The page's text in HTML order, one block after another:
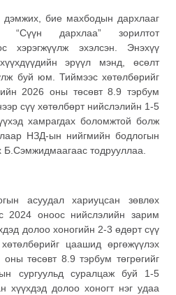
дэмжих, бие махбодын дархлааг
“Сүүн дархлаа” зорилтот
хэрэгжүүлж эхэлсэн. Энэхүү
эрүүл мэнд, өсөлт
буй юм. Тиймээс хөтөлбөрийг
2026 оны төсөвт 8.9 тэрбум
сүү хөтөлбөрт нийслэлийн 1-5
хамрагдах боломжтой болж
НЗД-ын нийгмийн бодлогын
Б.Сэмжидмаагаас тодрууллаа.
асуудал хариуцсан зөвлөх
2024 оноос нийслэлийн зарим
долоо хоногийн 2-3 өдөрт сүү
цаашид өргөжүүлэх
төсөвт 8.9 тэрбум төгрөгийг
сургуульд суралцаж буй 1-5
хүүхдэд долоо хоногт нэг удаа